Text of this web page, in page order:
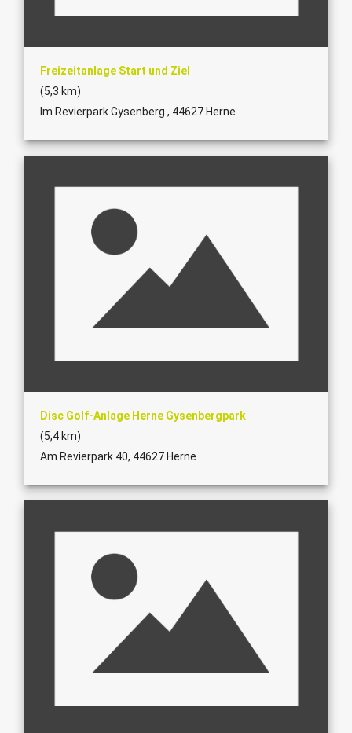
Freizeitanlage Start und Ziel
(5,3 km)
Im Revierpark Gysenberg , 44627 Herne
Disc Golf-Anlage Herne Gysenbergpark
(5,4 km)
Am Revierpark 40, 44627 Herne